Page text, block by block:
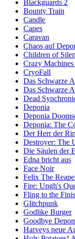
Blackguards 2
Bounty Train
Candle
Capes
Caravan
Chaos auf
Children of
Crazy Machines
CryoFall
Das Schwarze
Das Schwarze
Dead
Deponia
Deponia
Deponia: The
Der Herr der
Destroyer: The
Die Säulen der
Edna bricht aus
Face Noir
Felix The
Fire: Ungh's
Fling to the
Glitchpunk
Godlike Burger
Goodbye
Harveys neue